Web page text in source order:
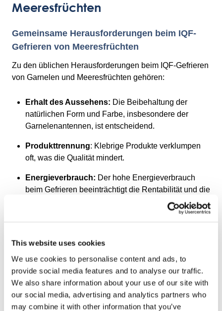
This website uses cookies
We use cookies to personalise content and ads, to
provide social media features and to analyse our traffic.
We also share information about your use of our site with
our social media, advertising and analytics partners who
may combine it with other information that you’ve
Meeresfrüchten
Gemeinsame Herausforderungen beim IQF-
Gefrieren von Meeresfrüchten
Zu den üblichen Herausforderungen beim IQF-Gefrieren
von Garnelen und Meeresfrüchten gehören:
Erhalt des Aussehens: Die Beibehaltung der
natürlichen Form und Farbe, insbesondere der
Garnelenantennen, ist entscheidend.
Produkttrennung: Klebrige Produkte verklumpen
oft, was die Qualität mindert.
Energieverbrauch: Der hohe Energieverbrauch
beim Gefrieren beeinträchtigt die Rentabilität und die
Der OctoCore IQF-Froster
besonderen Herausforderungen beim Gefrieren von
Garnelen und Meeresfrüchten zu bewältigen und dabei
höchste Qualität und Effizienz zu gewährleisten. Zu den
wichtigsten Merkmalen gehören: